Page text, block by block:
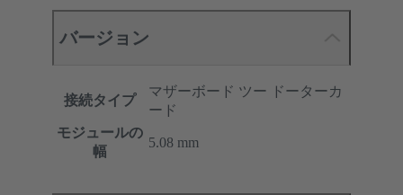
バージョン
接続タイプ
マザーボード ツー ドーターカ
ード
モジュールの
幅
5.08 mm